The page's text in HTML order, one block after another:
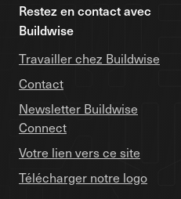
Restez en contact avec
Buildwise
Travailler chez Buildwise
Contact
Newsletter Buildwise
Connect
Votre lien vers ce site
Télécharger notre logo